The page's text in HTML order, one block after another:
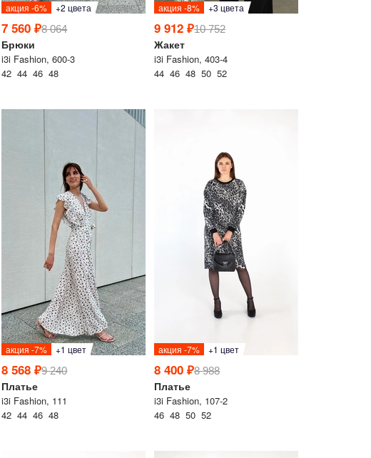
акция -6% +2 цвета
7 560 ₽8 064
Брюки
i3i Fashion, 600-3
42 44 46 48
акция -8% +3 цвета
9 912 ₽10 752
Жакет
i3i Fashion, 403-4
44 46 48 50 52
акция -7% +1 цвет
8 568 ₽9 240
Платье
i3i Fashion, 111
42 44 46 48
акция -7% +1 цвет
8 400 ₽8 988
Платье
i3i Fashion, 107-2
46 48 50 52